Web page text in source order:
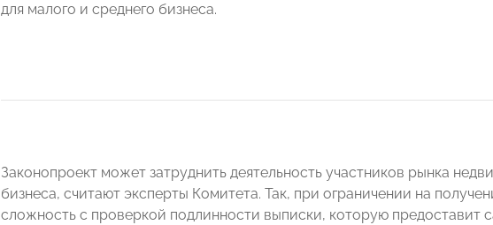
для малого и среднего бизнеса.
Законопроект может затруднить деятельность участников рынка
бизнеса, считают эксперты Комитета. Так, при ограничении на
сложность с проверкой подлинности выписки, которую предоставит